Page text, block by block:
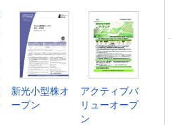
新光小型株オ
ープン
アクティブバ
リューオープ
ン